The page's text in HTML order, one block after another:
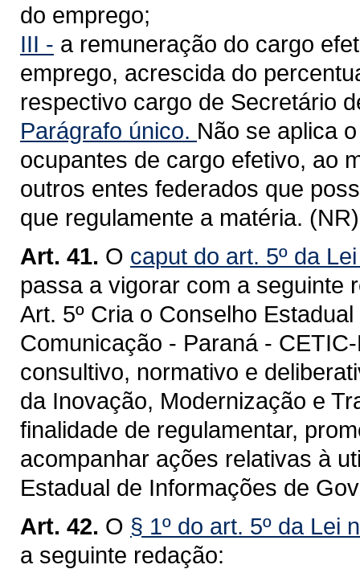
do emprego;
III - a remuneração do cargo
emprego, acrescida do
respectivo cargo de Secretário
Parágrafo único. Não se aplica
ocupantes de cargo efetivo, ao
outros entes federados que
que regulamente a matéria. (NR)
Art. 41. O caput do art. 5º da
passa a vigorar com a seguinte
Art. 5º Cria o Conselho
Comunicação - Paraná -
consultivo, normativo e
da Inovação, Modernização e
finalidade de regulamentar,
acompanhar ações relativas à
Estadual de Informações de
Art. 42. O § 1º do art. 5º da Lei
a seguinte redação: